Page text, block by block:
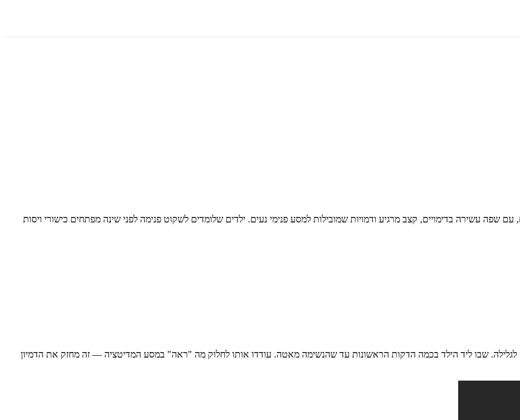
שפה עשירה בדימויים, קצב מרגיע ודמויות שמובילות למסע פנימי נעים. ילדים שלומדים לשקוט פנימה לפני שינה מפתחים כישורי ויסות
שבו ליד הילד בכמה הדקות הראשונות עד שהנשימה מאטה. עודדו אותו לחלוק מה "ראה" במסע המדיטציה — זה מחזק את הדמיון